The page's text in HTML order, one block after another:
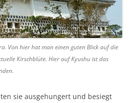
Von hier hat man einen guten Blick auf die
Kirschblüte. Hier auf Kyushu ist das
sie ausgehungert und besiegt